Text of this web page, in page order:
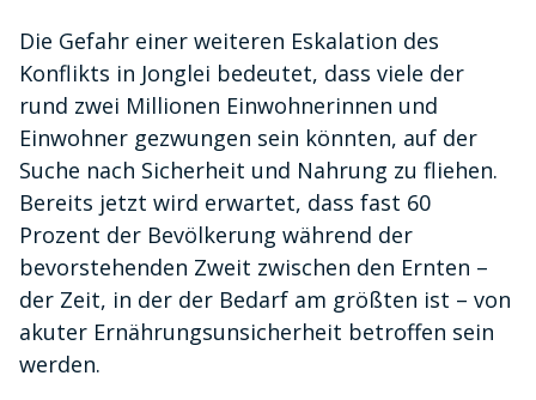
Die Gefahr einer weiteren Eskalation des
Konflikts in Jonglei bedeutet, dass viele der
rund zwei Millionen Einwohnerinnen und
Einwohner gezwungen sein könnten, auf der
Suche nach Sicherheit und Nahrung zu fliehen.
Bereits jetzt wird erwartet, dass fast 60
Prozent der Bevölkerung während der
bevorstehenden Zweit zwischen den Ernten –
der Zeit, in der der Bedarf am größten ist – von
akuter Ernährungsunsicherheit betroffen sein
werden.